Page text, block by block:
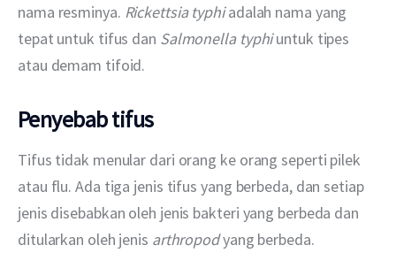
nama resminya. Rickettsia typhi adalah nama yang
tepat untuk tifus dan Salmonella typhi untuk tipes
atau demam tifoid.
Penyebab tifus
Tifus tidak menular dari orang ke orang seperti pilek
atau flu. Ada tiga jenis tifus yang berbeda, dan setiap
jenis disebabkan oleh jenis bakteri yang berbeda dan
ditularkan oleh jenis arthropod yang berbeda.